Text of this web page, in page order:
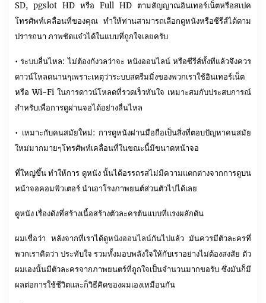
SD, pgslot HD หรือ Full HD ตามสัญญาณอินเทอร์เน็ตหรือสเปค
โทรศัพท์เคลื่อนที่ของคุณ ทำให้ท่านสามารถเลือกดูหนังหรือซีรีส์ได้ตาม
ปรารถนา ภาพชัดแจ๋วได้ในแบบที่ถูกใจเลยครับ
• ระบบลื่นไหล: ไม่ต้องกังวลว่าจะ หนังออนไลน์ หรือซีรีส์ทั้งทีแล้วจึงควร
ดาวน์โหลดนานๆเพราะเหตุว่าระบบสตรีมมิ่งของพวกเราใช้อินเทอร์เน็ต
หรือ Wi-Fi ในการดาวน์โหลดที่รวดเร็วทันใจ เหมาะสมกับประสบการณ์
สำหรับเพื่อการดูผ่านจอได้อย่างลื่นไหล
• เหมาะกับคนสมัยใหม่: การดูหนังผ่านมือถือเป็นสิ่งที่ตอบปัญหาคนสมัย
ใหม่มากมายๆโทรศัพท์เคลื่อนที่ในขณะนี้มีขนาดหน้าจอ
ที่ใหญ่ขึ้น ทำให้การ ดูหนัง นั้นได้อรรถรสไม่มีความแตกต่างจากการดูบน
หน้าจอคอมพิวเตอร์ นำเอาโรงภาพยนต์ส่วนตัวไปได้เลย
ดูหนัง เรื่องดังที่สร้างเนื้อสร้างตัวละครต้นแบบที่แรงผลักดัน
ผมเชื่อว่า หลังจากที่เราได้ดูหนังออนไลน์กันไปแล้ว มันควรมีตัวละครที่
พวกเราคิดว่า ประทับใจ รวมทั้งมอบพลังใจให้กับเราอย่างไม่ต้องสงสัย ตัว
ผมเองนั้นมีตัวละครจากภาพยนตร์ที่ถูกใจเป็นจำนวนมากขอรับ ซึ่งมันก็มี
ผลต่อการใช้ชีวิตและก็วิธีคิดของผมเองเหมือนกัน